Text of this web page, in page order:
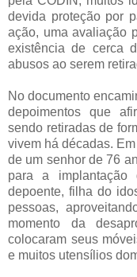
devida proteção por
ação, uma avaliação
existência de cerca
abusos ao serem
No documento
depoimentos que
sendo retiradas de
vivem há décadas.
de um senhor de 76
para a implantação
depoente, filha do
pessoas,
momento da
colocaram seus
e muitos utensílios